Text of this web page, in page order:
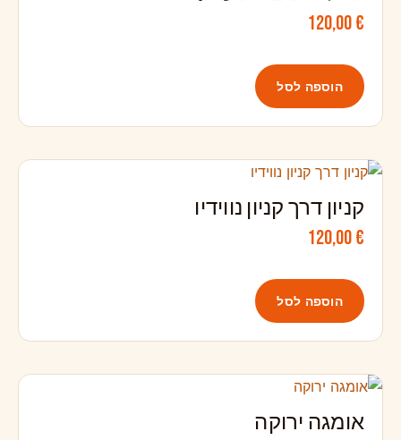
120,00€
הוספה לסל
קניון דרך קניון נווידיו
120,00€
הוספה לסל
אומגה ירוקה